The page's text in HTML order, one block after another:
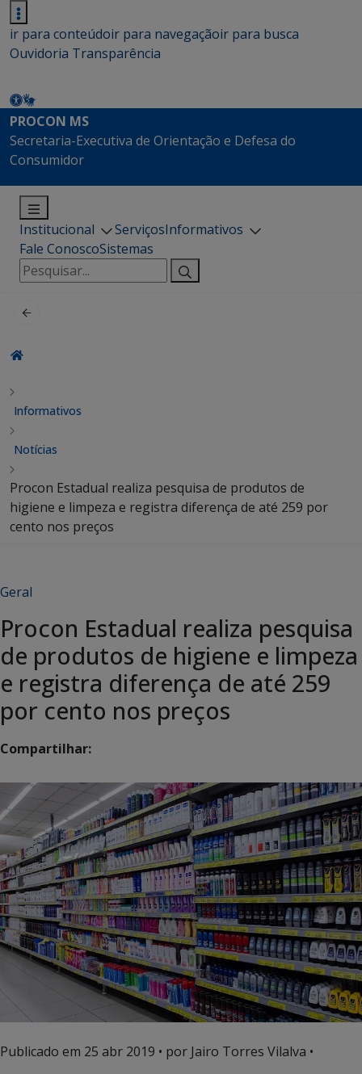
ir para conteúdoir para navegaçãoir para busca
Ouvidoria Transparência
PROCON MS
Secretaria-Executiva de Orientação e Defesa do
Consumidor
Institucional ServiçosInformativos
Fale ConoscoSistemas
Pesquisar
por:
Informativos
Notícias
Procon Estadual realiza pesquisa de produtos de
higiene e limpeza e registra diferença de até 259 por
cento nos preços
Geral
Procon Estadual realiza pesquisa
de produtos de higiene e limpeza
e registra diferença de até 259
por cento nos preços
Compartilhar:
Publicado em 25 abr 2019 • por Jairo Torres Vilalva •